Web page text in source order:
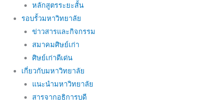
หลักสูตรระยะสั้น
รอบรั้วมหาวิทยาลัย
ข่าวสารและกิจกรรม
สมาคมศิษย์เก่า
ศิษย์เก่าดีเด่น
เกี่ยวกับมหาวิทยาลัย
แนะนำมหาวิทยาลัย
สารจากอธิการบดี